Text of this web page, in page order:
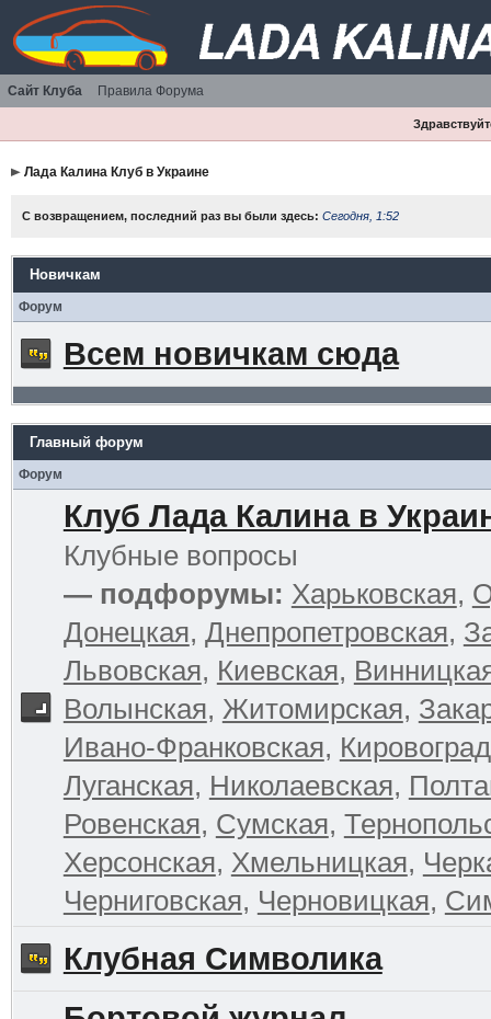
Сайт Клуба Правила Форума
Лада Калина Клуб в Украине
С возвращением, последний раз вы были здесь: Сегодня, 1:52
Новичкам
Форум
Всем новичкам сюда
Главный форум
Форум
Клуб Лада Калина в
Клубные вопросы
— подфорумы: Харьковская,
Донецкая, Днепропетровская,
Львовская, Киевская,
Волынская, Житомирская,
Ивано-Франковская,
Луганская, Николаевская,
Ровенская, Сумская,
Херсонская, Хмельницкая,
Черниговская, Черновицкая,
Клубная Символика